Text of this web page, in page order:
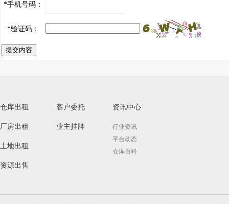
*手机号码：
*验证码：
提交内容
仓库出租
厂房出租
土地出租
资源出售
客户委托
业主挂牌
资讯中心
行业资讯
平台动态
仓库百科